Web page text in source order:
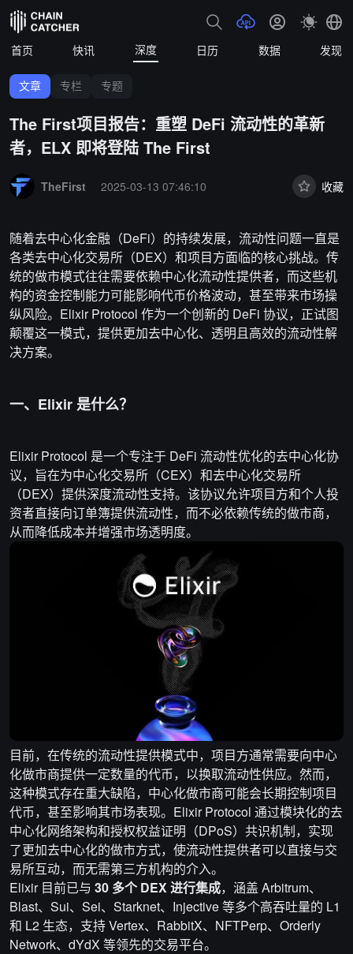
首页 快讯 深度 日历 数据 发现
文章 专栏 专题
The First项目报告：重塑 DeFi 流动性的革新
者，ELX 即将登陆 The First
TheFirst
2025-03-13 07:46:10 收藏
随着去中心化金融（DeFi）的持续发展，流动性问题一直是
各类去中心化交易所（DEX）和项目方面临的核心挑战。传
统的做市模式往往需要依赖中心化流动性提供者，而这些机
构的资金控制能力可能影响代币价格波动，甚至带来市场操
纵风险。Elixir Protocol 作为一个创新的 DeFi 协议，正试图
颠覆这一模式，提供更加去中心化、透明且高效的流动性解
决方案。
一、Elixir 是什么？
Elixir Protocol 是一个专注于 DeFi 流动性优化的去中心化协
议，旨在为中心化交易所（CEX）和去中心化交易所
（DEX）提供深度流动性支持。该协议允许项目方和个人投
资者直接向订单簿提供流动性，而不必依赖传统的做市商，
从而降低成本并增强市场透明度。
目前，在传统的流动性提供模式中，项目方通常需要向中心
化做市商提供一定数量的代币，以换取流动性供应。然而，
这种模式存在重大缺陷，中心化做市商可能会长期控制项目
代币，甚至影响其市场表现。Elixir Protocol 通过模块化的去
中心化网络架构和授权权益证明（DPoS）共识机制，实现
了更加去中心化的做市方式，使流动性提供者可以直接与交
易所互动，而无需第三方机构的介入。
Elixir 目前已与 30 多个 DEX 进行集成，涵盖 Arbitrum、
Blast、Sui、Sei、Starknet、Injective 等多个高吞吐量的 L1
和 L2 生态，支持 Vertex、RabbitX、NFTPerp、Orderly
Network、dYdX 等领先的交易平台。